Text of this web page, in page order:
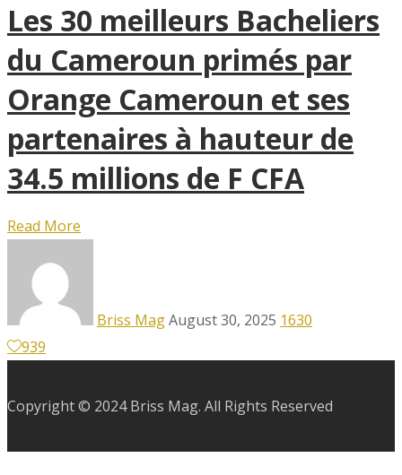
Les 30 meilleurs Bacheliers
du Cameroun primés par
Orange Cameroun et ses
partenaires à hauteur de
34.5 millions de F CFA
Read More
Briss MagAugust 30, 2025 1630
939
Copyright © 2024 Briss Mag. All Rights Reserved